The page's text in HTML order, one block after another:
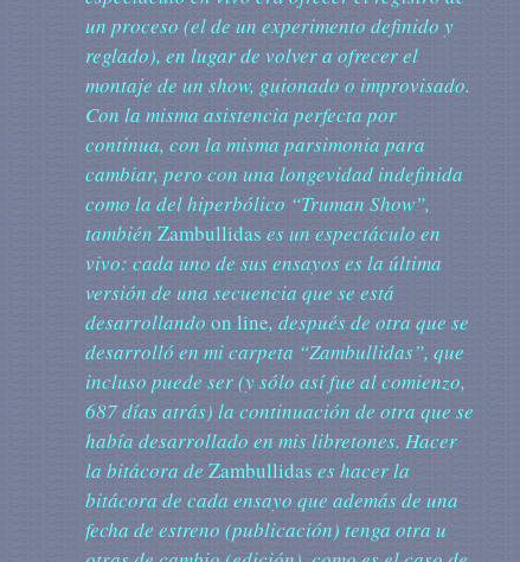
un proceso (el de un experimento definido y
reglado), en lugar de volver a ofrecer el
montaje de un show, guionado o improvisado.
Con la misma asistencia perfecta por
continua, con la misma parsimonia para
cambiar, pero con una longevidad indefinida
como la del hiperbólico “Truman Show”,
también Zambullidas es un espectáculo en
vivo: cada uno de sus ensayos es la última
versión de una secuencia que se está
desarrollando on line, después de otra que se
desarrolló en mi carpeta “Zambullidas”, que
incluso puede ser (y sólo así fue al comienzo,
687 días atrás) la continuación de otra que se
había desarrollado en mis libretones. Hacer
la bitácora de Zambullidas es hacer la
bitácora de cada ensayo que además de una
fecha de estreno (publicación) tenga otra u